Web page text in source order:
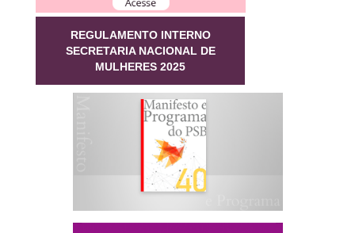
REGULAMENTO INTERNO
SECRETARIA NACIONAL DE
MULHERES 2025